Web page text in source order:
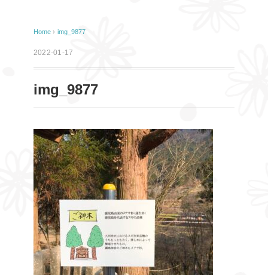
Home › img_9877
2022-01-17
img_9877